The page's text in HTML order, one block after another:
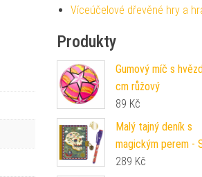
Víceúčelové dřevěné hry a
Produkty
Gumový míč s
cm růžový
89 Kč
Malý tajný deník s
magickým perem -
289 Kč